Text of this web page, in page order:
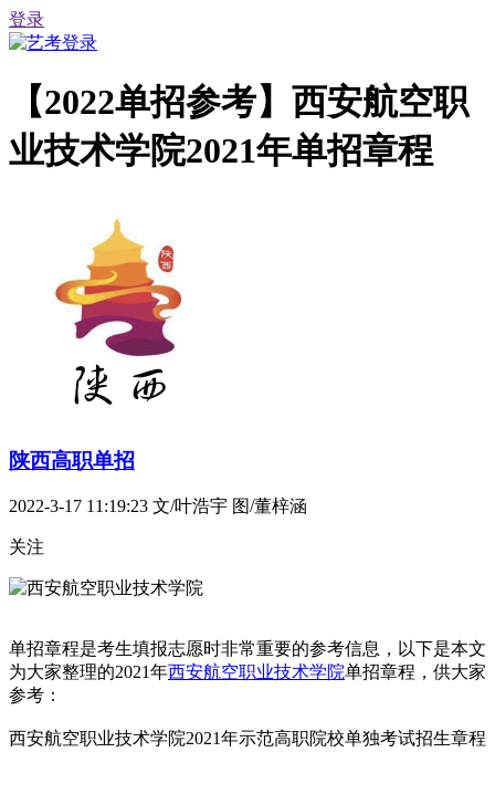
登录
【2022单招参考】西安航空职
业技术学院2021年单招章程
陕西高职单招
2022-3-17 11:19:23 文/叶浩宇 图/董梓涵
关注
单招章程是考生填报志愿时非常重要的参考信息，以下是本文
为大家整理的2021年西安航空职业技术学院单招章程，供大家
参考：
西安航空职业技术学院2021年示范高职院校单独考试招生章程